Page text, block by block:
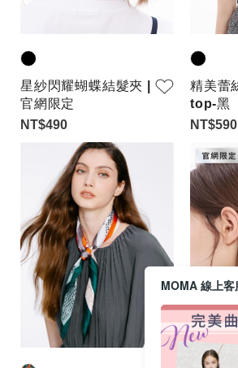
星紗閃耀蝴蝶結髮夾 |
官網限定
NT$490
精美蕾
top-黑
NT$590
MOMA 線上客